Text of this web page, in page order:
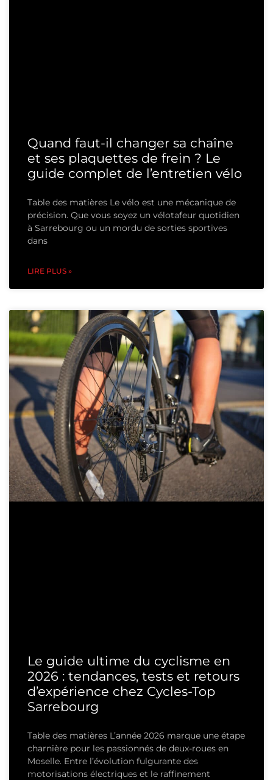
Quand faut-il changer sa chaîne
et ses plaquettes de frein ? Le
guide complet de l’entretien vélo
Table des matières Le vélo est une mécanique de
précision. Que vous soyez un vélotafeur quotidien
à Sarrebourg ou un mordu de sorties sportives
dans
LIRE PLUS »
Le guide ultime du cyclisme en
2026 : tendances, tests et retours
d’expérience chez Cycles-Top
Sarrebourg
Table des matières L’année 2026 marque une étape
charnière pour les passionnés de deux-roues en
Moselle. Entre l’évolution fulgurante des
motorisations électriques et le raffinement